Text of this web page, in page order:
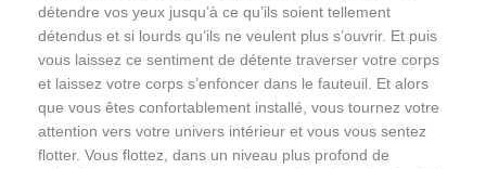
détendre vos yeux jusqu’à ce qu’ils soient tellement
détendus et si lourds qu’ils ne veulent plus s’ouvrir. Et puis
vous laissez ce sentiment de détente traverser votre corps
et laissez votre corps s’enfoncer dans le fauteuil. Et alors
que vous êtes confortablement installé, vous tournez votre
attention vers votre univers intérieur et vous vous sentez
flotter. Vous flottez, dans un niveau plus profond de